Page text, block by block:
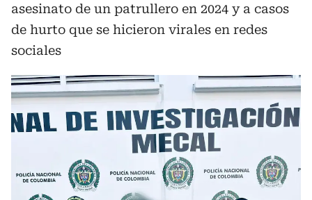
asesinato de un patrullero en 2024 y a casos
de hurto que se hicieron virales en redes
sociales